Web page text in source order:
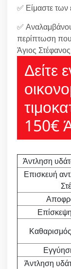
✅ Είμαστε
✅
περίπτωση που
Άγιος
Δείτε
150€
Άντληση
Επισκευή
Άντληση